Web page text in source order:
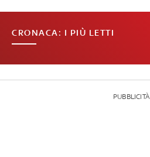
CRONACA: I PIÙ LETTI
PUBBLICITÀ